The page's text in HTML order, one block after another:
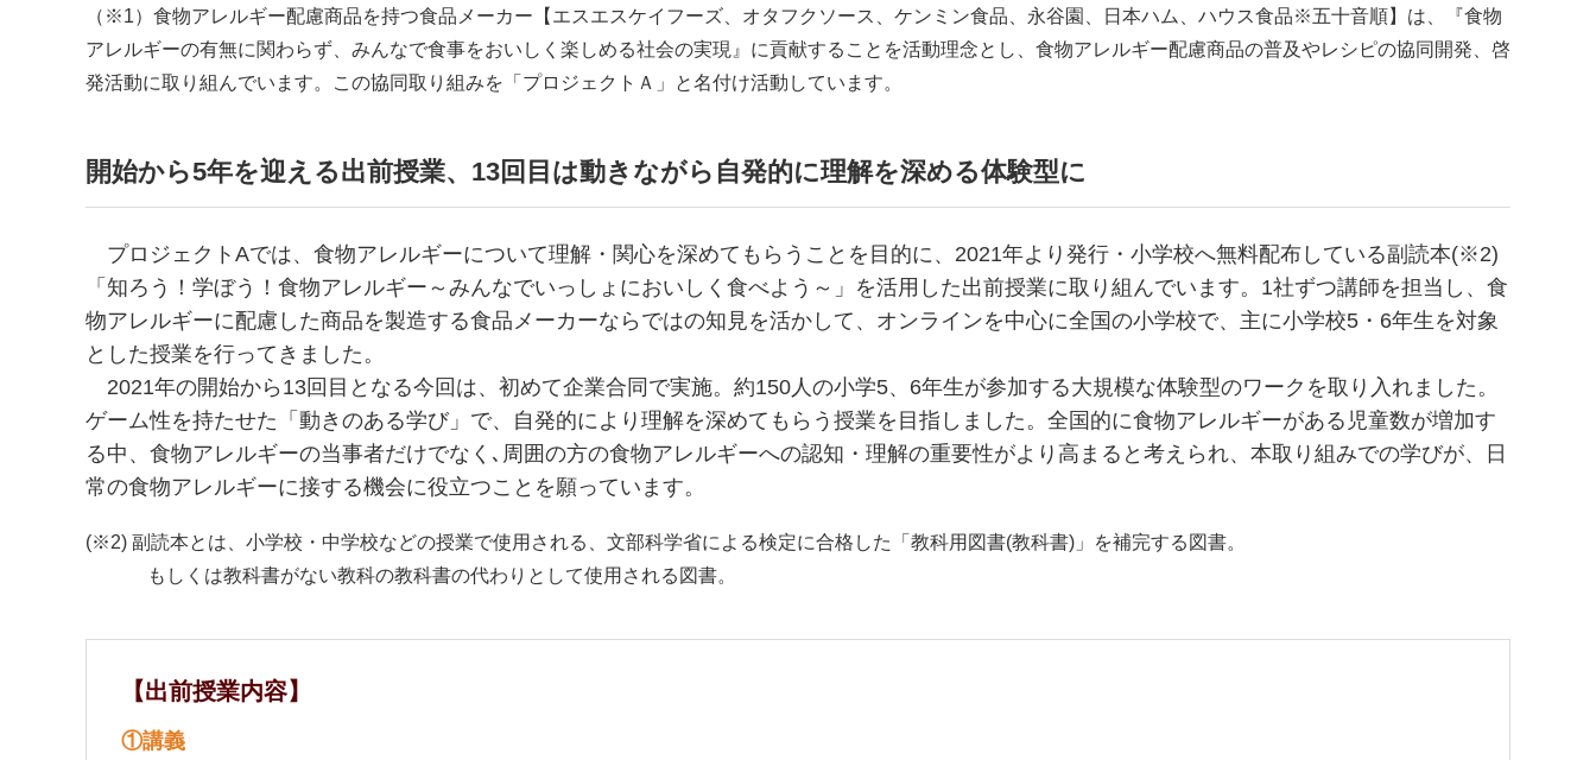
（※1）食物アレルギー配慮商品を持つ食品メーカー【エスエスケイフーズ、オタフクソース、ケンミン食品、永谷園、日本ハム、ハウス食品※五十音順】は、『食物
アレルギーの有無に関わらず、みんなで食事をおいしく楽しめる社会の実現』に貢献することを活動理念とし、食物アレルギー配慮商品の普及やレシピの協同開発、啓
発活動に取り組んでいます。この協同取り組みを「プロジェクトＡ」と名付け活動しています。
開始から5年を迎える出前授業、13回目は動きながら自発的に理解を深める体験型に
プロジェクトAでは、食物アレルギーについて理解・関心を深めてもらうことを目的に、2021年より発行・小学校へ無料配布している副読本(※2)
「知ろう！学ぼう！食物アレルギー～みんなでいっしょにおいしく食べよう～」を活用した出前授業に取り組んでいます。1社ずつ講師を担当し、食
物アレルギーに配慮した商品を製造する食品メーカーならではの知見を活かして、オンラインを中心に全国の小学校で、主に小学校5・6年生を対象
とした授業を行ってきました。
2021年の開始から13回目となる今回は、初めて企業合同で実施。約150人の小学5、6年生が参加する大規模な体験型のワークを取り入れました。
ゲーム性を持たせた「動きのある学び」で、自発的により理解を深めてもらう授業を目指しました。全国的に食物アレルギーがある児童数が増加す
る中、食物アレルギーの当事者だけでなく､周囲の方の食物アレルギーへの認知・理解の重要性がより高まると考えられ、本取り組みでの学びが、日
常の食物アレルギーに接する機会に役立つことを願っています。
(※2) 副読本とは、小学校・中学校などの授業で使用される、文部科学省による検定に合格した「教科用図書(教科書)」を補完する図書。
もしくは教科書がない教科の教科書の代わりとして使用される図書。
【出前授業内容】
①講義